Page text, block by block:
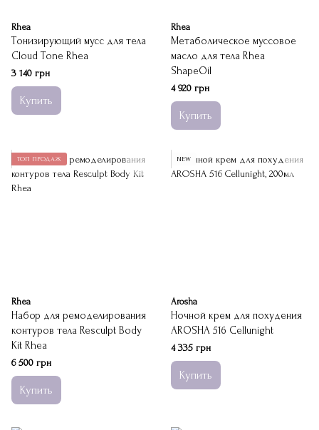
Rhea
Тонизирующий мусс для тела
Cloud Tone Rhea
3 140 грн
Купить
Rhea
Метаболическое муссовое
масло для тела Rhea
ShapeOil
4 920 грн
Купить
ТОП ПРОДАЖ
Rhea
Набор для ремоделирования
контуров тела Resculpt Body
Kit Rhea
6 500 грн
Купить
NEW
Arosha
Ночной крем для похудения
AROSHA 516 Cellunight
4 335 грн
Купить